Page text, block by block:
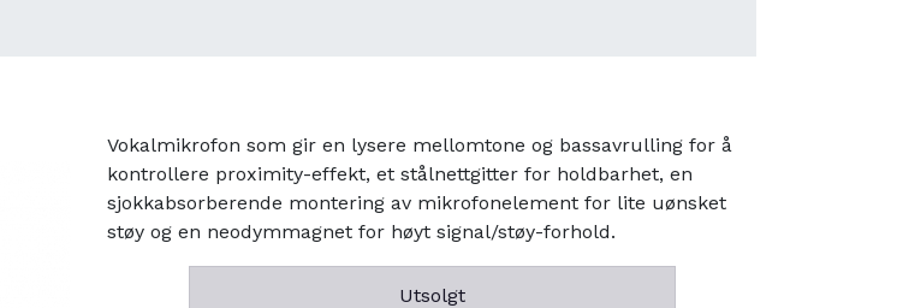
Vokalmikrofon som gir en lysere mellomtone og bassavrulling for å
kontrollere proximity-effekt, et stålnettgitter for holdbarhet, en
sjokkabsorberende montering av mikrofonelement for lite uønsket
støy og en neodymmagnet for høyt signal/støy-forhold.
Utsolgt